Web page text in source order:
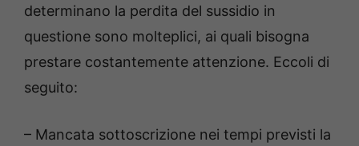
determinano la perdita del sussidio in
questione sono molteplici, ai quali bisogna
prestare costantemente attenzione. Eccoli di
seguito:
– Mancata sottoscrizione nei tempi previsti la